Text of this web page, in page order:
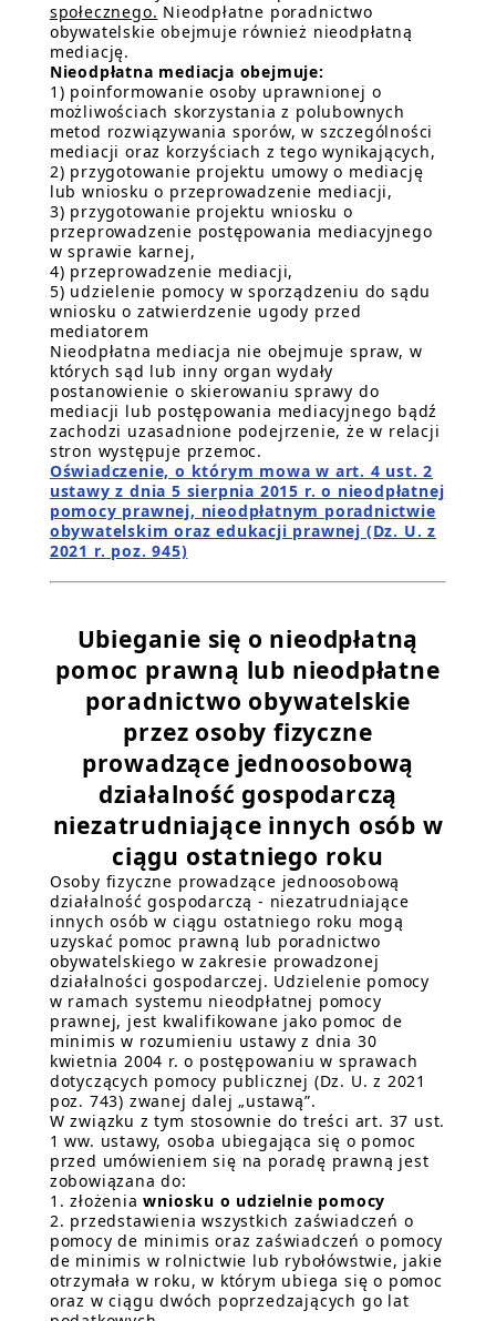
społecznego. Nieodpłatne poradnictwo
obywatelskie obejmuje również nieodpłatną
mediację.
Nieodpłatna mediacja obejmuje:
1) poinformowanie osoby uprawnionej o
możliwościach skorzystania z polubownych
metod rozwiązywania sporów, w szczególności
mediacji oraz korzyściach z tego wynikających,
2) przygotowanie projektu umowy o mediację
lub wniosku o przeprowadzenie mediacji,
3) przygotowanie projektu wniosku o
przeprowadzenie postępowania mediacyjnego
w sprawie karnej,
4) przeprowadzenie mediacji,
5) udzielenie pomocy w sporządzeniu do sądu
wniosku o zatwierdzenie ugody przed
mediatorem
Nieodpłatna mediacja nie obejmuje spraw, w
których sąd lub inny organ wydały
postanowienie o skierowaniu sprawy do
mediacji lub postępowania mediacyjnego bądź
zachodzi uzasadnione podejrzenie, że w relacji
stron występuje przemoc.
Oświadczenie, o którym mowa w art. 4 ust. 2
ustawy z dnia 5 sierpnia 2015 r. o nieodpłatnej
pomocy prawnej, nieodpłatnym poradnictwie
obywatelskim oraz edukacji prawnej (Dz. U. z
2021 r. poz. 945)
Ubieganie się o nieodpłatną
pomoc prawną lub nieodpłatne
poradnictwo obywatelskie
przez osoby fizyczne
prowadzące jednoosobową
działalność gospodarczą
niezatrudniające innych osób w
ciągu ostatniego roku
Osoby fizyczne prowadzące jednoosobową
działalność gospodarczą - niezatrudniające
innych osób w ciągu ostatniego roku mogą
uzyskać pomoc prawną lub poradnictwo
obywatelskiego w zakresie prowadzonej
działalności gospodarczej. Udzielenie pomocy
w ramach systemu nieodpłatnej pomocy
prawnej, jest kwalifikowane jako pomoc de
minimis w rozumieniu ustawy z dnia 30
kwietnia 2004 r. o postępowaniu w sprawach
dotyczących pomocy publicznej (Dz. U. z 2021
poz. 743) zwanej dalej „ustawą”.
W związku z tym stosownie do treści art. 37 ust.
1 ww. ustawy, osoba ubiegająca się o pomoc
przed umówieniem się na poradę prawną jest
zobowiązana do:
1. złożeniawniosku o udzielnie pomocy
2. przedstawienia wszystkich zaświadczeń o
pomocy de minimis oraz zaświadczeń o pomocy
de minimis w rolnictwie lub rybołówstwie, jakie
otrzymała w roku, w którym ubiega się o pomoc
oraz w ciągu dwóch poprzedzających go lat